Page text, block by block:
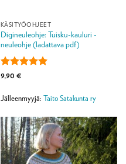
KÄSITYÖOHJEET
Digineuleohje: Tuisku-kauluri -
neuleohje (ladattava pdf)
Arvostelu
/ 5
9,90 €
Jälleenmyyjä: Taito Satakunta ry